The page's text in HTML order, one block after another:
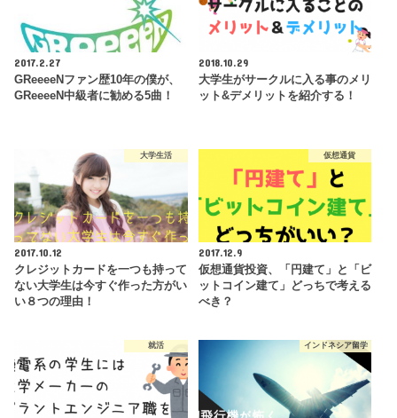
2017.2.27
GReeeeNファン歴10年の僕が、
GReeeeN中級者に勧める5曲！
2018.10.29
大学生がサークルに入る事のメリ
ット&デメリットを紹介する！
大学生活
2017.10.12
クレジットカードを一つも持って
ない大学生は今すぐ作った方がい
い８つの理由！
仮想通貨
2017.12.9
仮想通貨投資、「円建て」と「ビ
ットコイン建て」どっちで考える
べき？
就活 インドネシア留学